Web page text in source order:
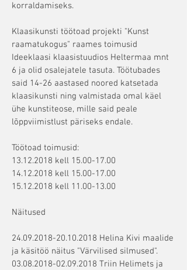
korraldamiseks.
Klaasikunsti töötoad projekti "Kunst
raamatukogus" raames toimusid
Ideeklaasi klaasistuudios Heltermaa mnt
6 ja olid osalejatele tasuta. Töötubades
said 14-26 aastased noored katsetada
klaasikunsti ning valmistada omal käel
ühe kunstiteose, mille said peale
lõppviimistlust päriseks endale.
Töötoad toimusid:
13.12.2018 kell 15.00-17.00
14.12.2018 kell 15.00-17.00
15.12.2018 kell 11.00-13.00
Näitused
24.09.2018-20.10.2018 Helina Kivi maalide
ja käsitöö näitus "Värvilised silmused".
03.08.2018-02.09.2018 Triin Helimets ja